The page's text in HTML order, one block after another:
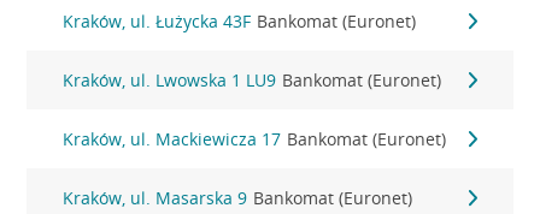
Kraków, ul. Łużycka 43F Bankomat (Euronet)
Kraków, ul. Lwowska 1 LU9 Bankomat (Euronet)
Kraków, ul. Mackiewicza 17 Bankomat (Euronet)
Kraków, ul. Masarska 9 Bankomat (Euronet)